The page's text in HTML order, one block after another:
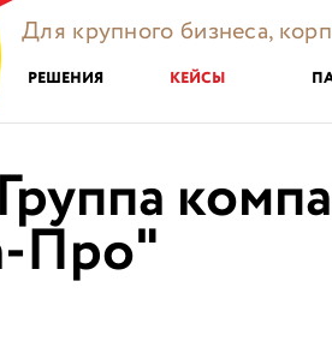
Для крупного бизнеса,
РЕШЕНИЯ КЕЙСЫ
Про"